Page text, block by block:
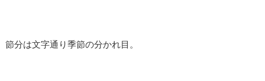
節分は文字通り季節の分かれ目。